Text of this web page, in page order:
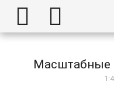
 
Масштабные